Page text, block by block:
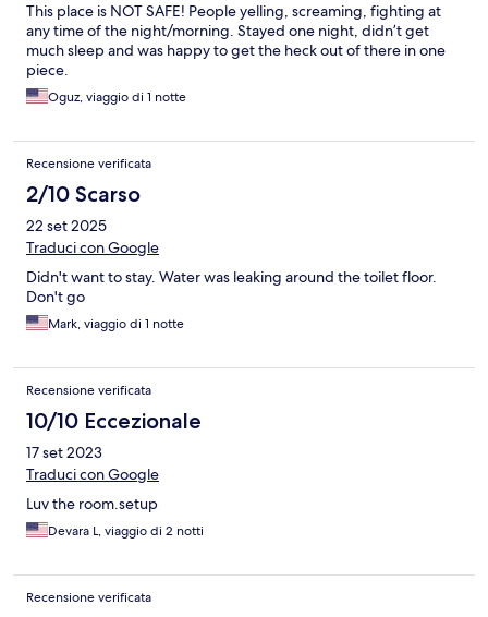
This place is NOT SAFE! People yelling, screaming, fighting at
any time of the night/morning. Stayed one night, didn’t get
much sleep and was happy to get the heck out of there in one
piece.
Oguz, viaggio di 1 notte
Recensione verificata
2/10 Scarso
22 set 2025
Traduci con Google
Didn't want to stay. Water was leaking around the toilet floor.
Don't go
Mark, viaggio di 1 notte
Recensione verificata
10/10 Eccezionale
17 set 2023
Traduci con Google
Luv the room.setup
Devara L, viaggio di 2 notti
Recensione verificata